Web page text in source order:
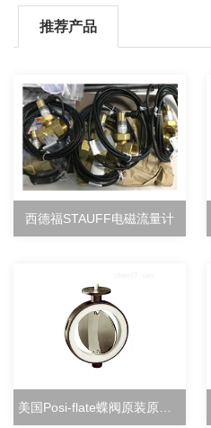
推荐产品
西德福STAUFF电磁流量计